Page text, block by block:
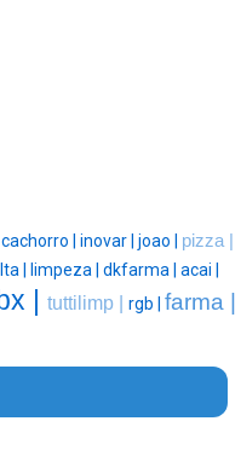
cachorro | inovar | joao | pizza |
| limpeza | dkfarma | acai |
| tuttilimp | rgb | farma |